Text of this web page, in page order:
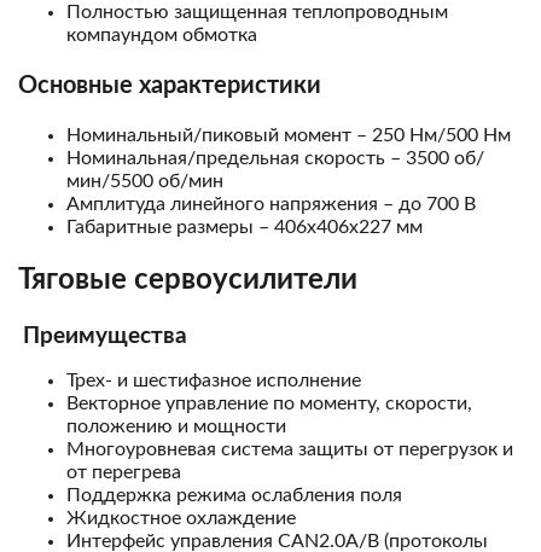
Полностью защищенная теплопроводным
компаундом обмотка
Основные характеристики
Номинальный/пиковый момент – 250 Нм/500 Нм
Номинальная/предельная скорость – 3500 об/
мин/5500 об/мин
Амплитуда линейного напряжения – до 700 В
Габаритные размеры – 406х406х227 мм
Тяговые сервоусилители
Преимущества
Трех- и шестифазное исполнение
Векторное управление по моменту, скорости,
положению и мощности
Многоуровневая система защиты от перегрузок и
от перегрева
Поддержка режима ослабления поля
Жидкостное охлаждение
Интерфейс управления CAN2.0A/B (протоколы